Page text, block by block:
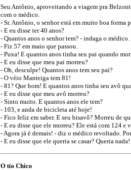
Seu Antônio, aproveitando a viagem pra
com o médico.
- Sr. Antônio, o senhor está em muito boa forma
- E eu disse ter 40 anos?
- Quantos anos o senhor tem? - indaga o médico.
- Fiz 57 em maio que passou.
- Puxa! E quantos anos tinha seu pai quando
- E eu disse que meu pai morreu?
- Oh, desculpe! Quantos anos tem seu pai?
- O véio Manteiga tem 81!
- 81? Que bom! E quantos anos tinha seu avô
- E eu disse que meu avô morreu?
- Sinto muito. E quantos anos ele tem?
- 103, e anda de bicicleta até hoje!
- Fico feliz em saber. E seu bisavô? Morreu de
- E eu disse que ele morreu? Ele está com 124 e
- Agora já é demais! - diz o médico revoltado.
- E eu disse que ele queria se casar? Queria
O tio Chico